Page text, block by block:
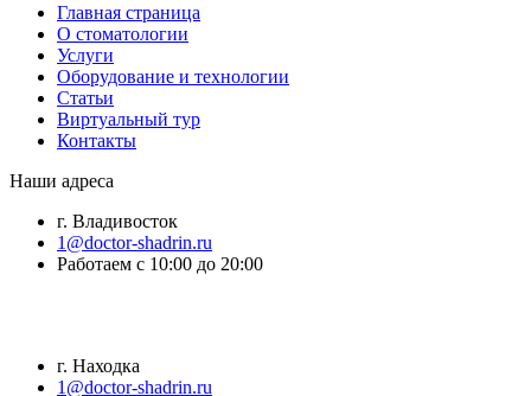
Главная страница
О стоматологии
Услуги
Оборудование и технологии
Статьи
Виртуальный тур
Контакты
Наши адреса
г. Владивосток
1@doctor-shadrin.ru
Работаем с 10:00 до 20:00
г. Находка
1@doctor-shadrin.ru